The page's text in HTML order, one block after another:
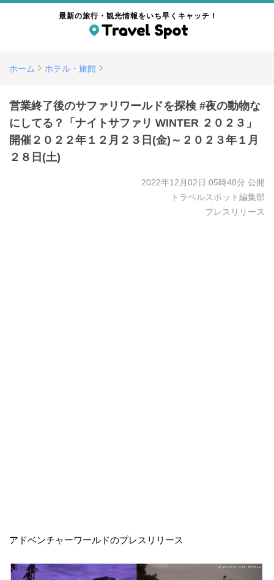
最新の旅行・観光情報をいち早くキャッチ！
ホーム ホテル・旅館
営業終了後のサファリワールドを探検 #夜の動物な
にしてる？「ナイトサファリ WINTER ２０２３」
開催２０２２年１２月２３日(金)～２０２３年１月
２８日(土)
2022年12月02日 05時48分 公開
トラベルスポット編集部
プレスリリース
アドベンチャーワールドのプレスリリース